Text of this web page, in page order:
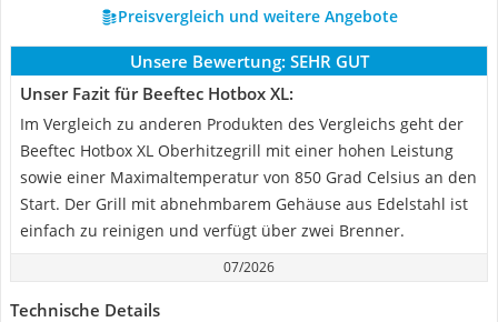
Preisvergleich und weitere Angebote
Unsere Bewertung: SEHR GUT
Unser Fazit für Beeftec Hotbox XL:
Im Vergleich zu anderen Produkten des Vergleichs geht der
Beeftec Hotbox XL Oberhitzegrill mit einer hohen Leistung
sowie einer Maximaltemperatur von 850 Grad Celsius an den
Start. Der Grill mit abnehmbarem Gehäuse aus Edelstahl ist
einfach zu reinigen und verfügt über zwei Brenner.
07/2026
Technische Details